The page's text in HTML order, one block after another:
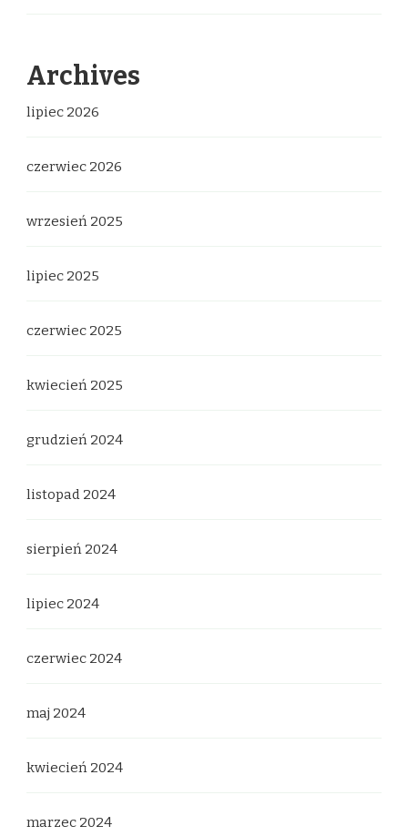
Archives
lipiec 2026
czerwiec 2026
wrzesień 2025
lipiec 2025
czerwiec 2025
kwiecień 2025
grudzień 2024
listopad 2024
sierpień 2024
lipiec 2024
czerwiec 2024
maj 2024
kwiecień 2024
marzec 2024